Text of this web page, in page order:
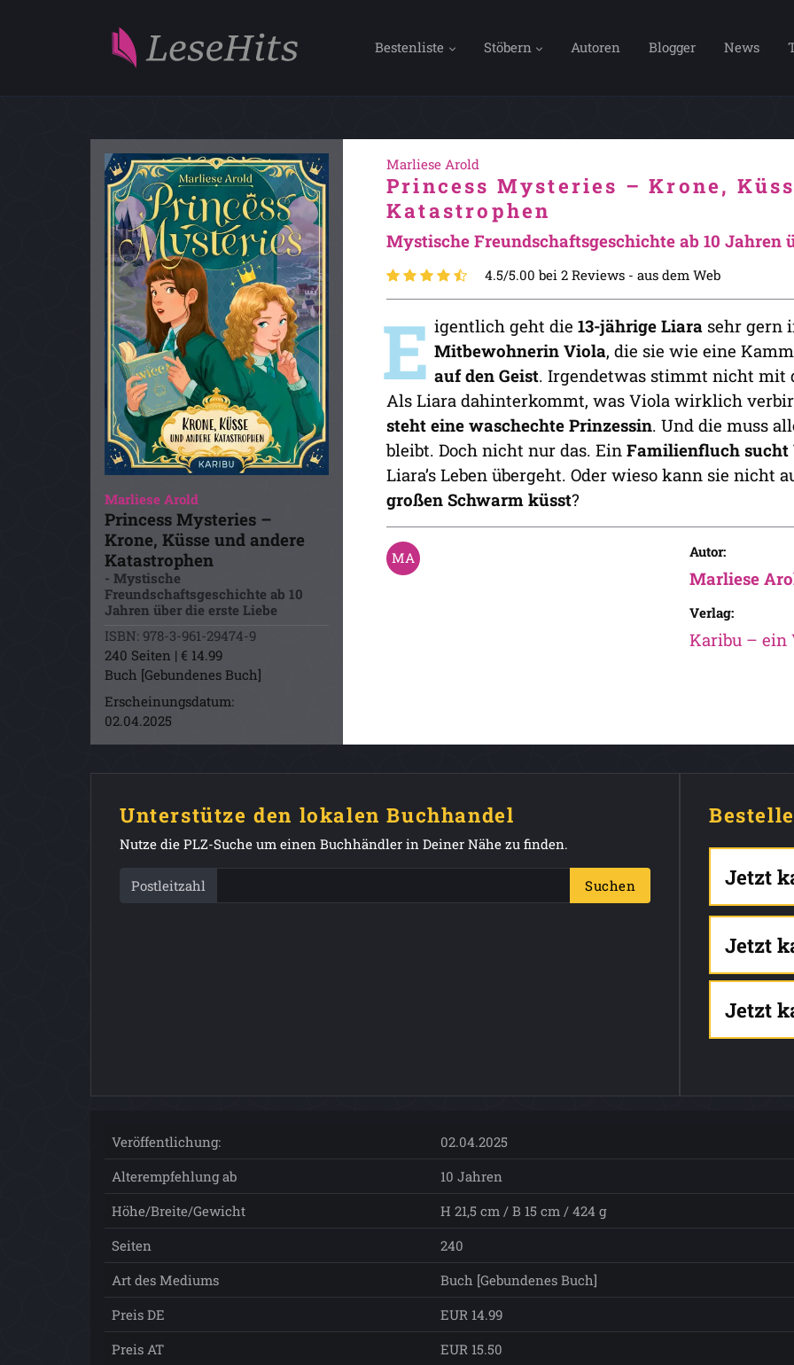
Bestenliste Stöbern Autoren Blogger News
Marliese Arold
Princess Mysteries –
Krone, Küsse und andere
Katastrophen
- Mystische
Freundschaftsgeschichte ab 10
Jahren über die erste Liebe
ISBN: 978-3-961-29474-9
240 Seiten | € 14.99
Buch [Gebundenes Buch]
Erscheinungsdatum:
02.04.2025
Marliese Arold
Princess Mysteries – Krone,
Katastrophen
Mystische Freundschaftsgeschichte ab 10 Jahren
4.5/5.00 bei 2 Reviews - aus dem Web
E igentlich geht die 13-jährige Liara sehr gern
Mitbewohnerin Viola, die sie wie eine
auf den Geist. Irgendetwas stimmt nicht mit
Als Liara dahinterkommt, was Viola wirklich
steht eine waschechte Prinzessin. Und die muss
bleibt. Doch nicht nur das. Ein Familienfluch sucht
Liara’s Leben übergeht. Oder wieso kann sie nicht
großen Schwarm küsst?
Autor:
Marliese
Verlag:
Karibu – ein
Unterstütze den lokalen Buchhandel
Nutze die PLZ-Suche um einen Buchhändler in Deiner Nähe zu finden.
Postleitzahl Suchen Jetzt
Jetzt
Jetzt
Veröffentlichung:
02.04.2025
Alterempfehlung ab
10 Jahren
Höhe/Breite/Gewicht
H 21,5 cm / B 15 cm / 424 g
Seiten
240
Art des Mediums
Buch [Gebundenes Buch]
Preis DE
EUR 14.99
Preis AT
EUR 15.50